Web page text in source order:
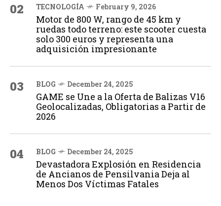
02 TECNOLOGÍA February 9, 2026
Motor de 800 W, rango de 45 km y
ruedas todo terreno: este scooter cuesta
solo 300 euros y representa una
adquisición impresionante
03 BLOG December 24, 2025
GAME se Une a la Oferta de Balizas V16
Geolocalizadas, Obligatorias a Partir de
2026
04 BLOG December 24, 2025
Devastadora Explosión en Residencia
de Ancianos de Pensilvania Deja al
Menos Dos Víctimas Fatales